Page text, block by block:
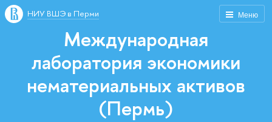
Меню
НИУ ВШЭ в Перми
Международная
лаборатория экономики
нематериальных активов
(Пермь)